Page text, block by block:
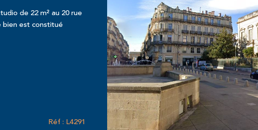
de 22 m² au 20 rue
bien est constitué
Réf : L4291